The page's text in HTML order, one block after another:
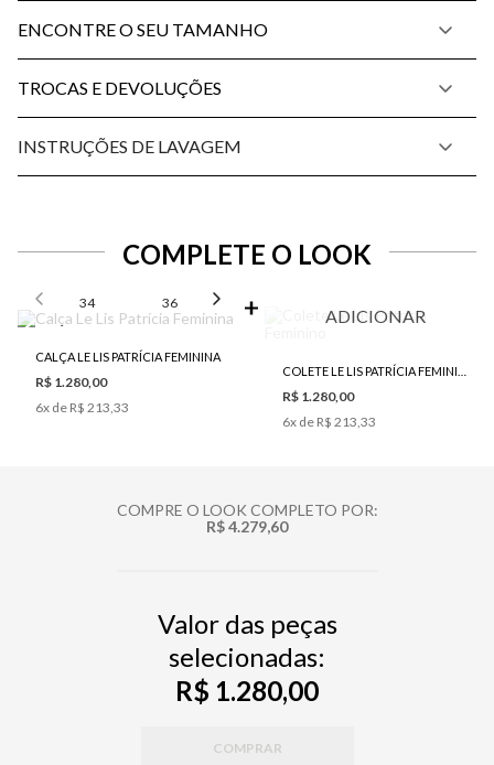
ENCONTRE O SEU TAMANHO
TROCAS E DEVOLUÇÕES
INSTRUÇÕES DE LAVAGEM
COMPLETE O LOOK
34 36 38
CALÇA LE LIS PATRÍCIA FEMININA
R$ 1.280,00
6x de R$ 213,33
ADICIONAR
R$ 1.280,00
6x de R$ 213,33
COMPRE O LOOK COMPLETO POR:
R$ 4.279,60
Valor das peças
selecionadas:
R$ 1.280,00
COMPRAR